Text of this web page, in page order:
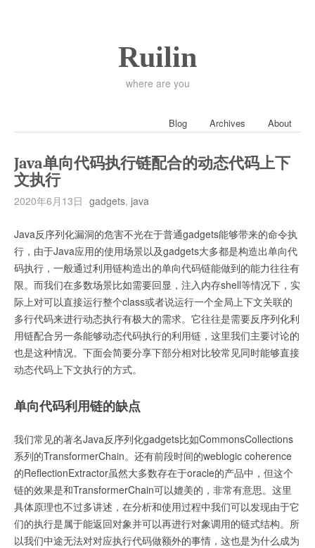
Ruilin
where are you
Blog Archives About
Java单向代码执行链配合的动态代码上下
文执行
2020年6月13日 gadgets, java
Java反序列化漏洞的危害不光在于普通gadgets能够带来的命令执
行，由于Java应用的使用场景以及gadgets大多都是构造出单向代
码执行，一般通过利用链构造出的单向代码链能做到的能力往往有
限。而我们在多数场景比如需要回显，注入内存shell等情况下，实
际上对可以直接运行整个class或者说运行一个全局上下文关联的
多行代码来进行动态执行有极大的需求。它往往是需要反序列化利
用链配合另一条能够动态代码执行的利用链，这里我们主要讨论的
也是这种情况。下面会简要分享下部分相对比较常见同时能够直接
动态代码上下文执行的方式。
单向代码利用链的缺点
我们常见的著名Java反序列化gadgets比如CommonsCollections
系列的TransformerChain。还有前段时间的weblogic coherence
的ReflectionExtractor虽然大多数存在于oracle的产品中，但这个
链的效果是和TransformerChain可以媲美的，非常有意思。这里
具体原理也不过多讲述，在分析和使用过程中我们可以发现由于它
们的执行是属于能返回对象并可以再进行对象调用的链式结构。所
以我们中途无法对对应执行代码做额外的事情，这也是为什么成为